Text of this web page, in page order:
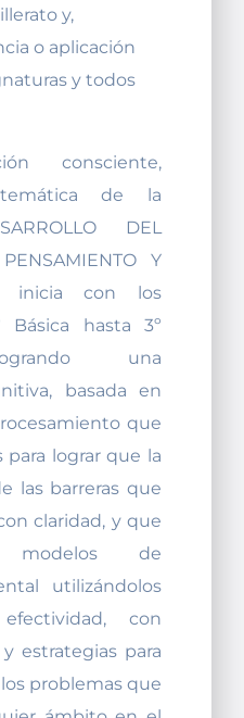
y,
o aplicación
y todos
consciente,
de la
DEL
Y
inicia con los
hasta 3º
una
basada en
que
lograr que la
las barreras que
claridad, y que
modelos de
utilizándolos
con
estrategias para
problemas que